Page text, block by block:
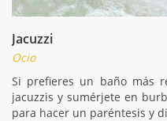
Jacuzzi
Ocio
Si prefieres un baño más
jacuzzis y sumérjete en
para hacer un paréntesis y